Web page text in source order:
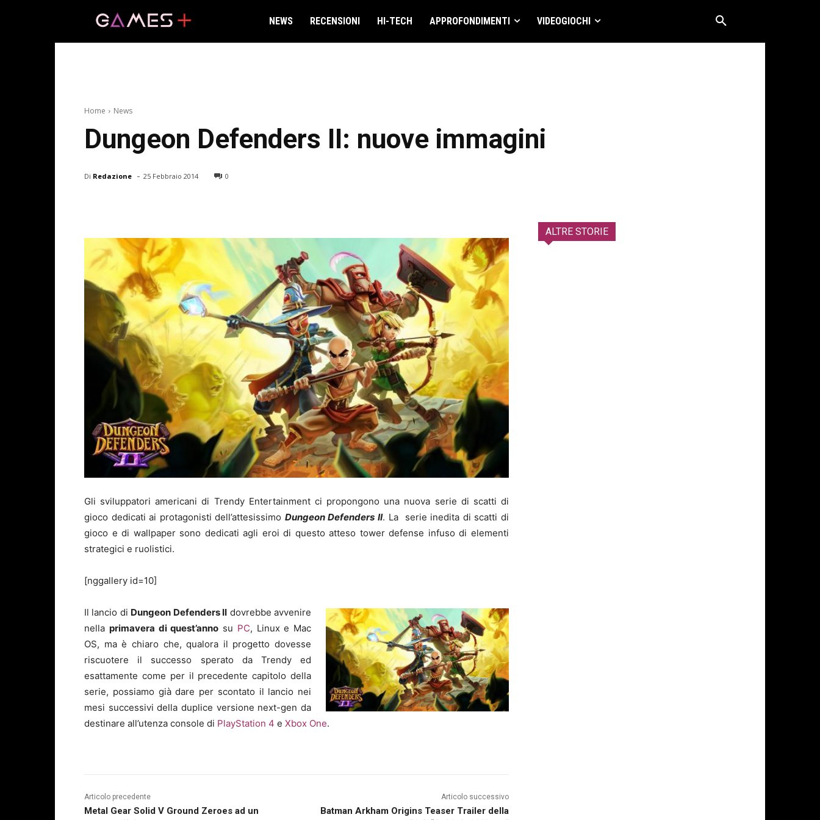
NEWS RECENSIONI HI-TECH APPROFONDIMENTI VIDEOGIOCHI
Home News
Dungeon Defenders II: nuove immagini
Di Redazione - 25 Febbraio 2014 0
Gli sviluppatori americani di Trendy Entertainment ci propongono una nuova serie di scatti di
gioco dedicati ai protagonisti dell’attesissimo Dungeon Defenders II. La serie inedita di scatti di
gioco e di wallpaper sono dedicati agli eroi di questo atteso tower defense infuso di elementi
strategici e ruolistici.
[nggallery id=10]
Il lancio di Dungeon Defenders II dovrebbe avvenire
nella primavera di quest’anno su PC, Linux e Mac
OS, ma è chiaro che, qualora il progetto dovesse
riscuotere il successo sperato da Trendy ed
esattamente come per il precedente capitolo della
serie, possiamo già dare per scontato il lancio nei
mesi successivi della duplice versione next-gen da
destinare all’utenza console di PlayStation 4 e Xbox One.
Articolo precedente
Metal Gear Solid V Ground Zeroes ad un
Articolo successivo
Batman Arkham Origins Teaser Trailer della
ALTRE STORIE